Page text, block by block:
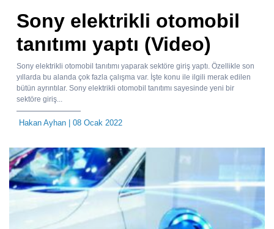
Sony elektrikli otomobil
tanıtımı yaptı (Video)
Sony elektrikli otomobil tanıtımı yaparak sektöre giriş yaptı. Özellikle son
yıllarda bu alanda çok fazla çalışma var. İşte konu ile ilgili merak edilen
bütün ayrıntılar. Sony elektrikli otomobil tanıtımı sayesinde yeni bir
sektöre giriş...
Hakan Ayhan | 08 Ocak 2022